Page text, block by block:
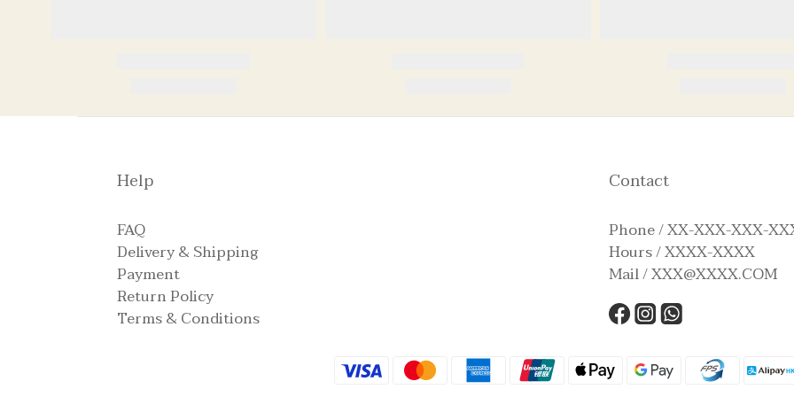
Help
FAQ
Delivery & Shipping
Payment
Return Policy
Terms & Conditions
Contact
Phone / XX-XXX-XXX-
Hours / XXXX-XXXX
Mail / XXX@XXXX.COM